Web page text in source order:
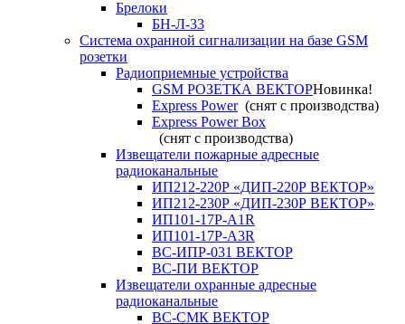
Брелоки
БН-Л-33
Система охранной сигнализации на базе GSM
розетки
Радиоприемные устройства
GSM РОЗЕТКА ВЕКТОРНовинка!
Express Power(снят с производства)
Express Power Box
(снят с производства)
Извещатели пожарные адресные
радиоканальные
ИП212-220Р «ДИП-220Р ВЕКТОР»
ИП212-230Р «ДИП-230Р ВЕКТОР»
ИП101-17Р-A1R
ИП101-17Р-A3R
ВС-ИПР-031 ВЕКТОР
ВС-ПИ ВЕКТОР
Извещатели охранные адресные
радиоканальные
ВС-СМК ВЕКТОР